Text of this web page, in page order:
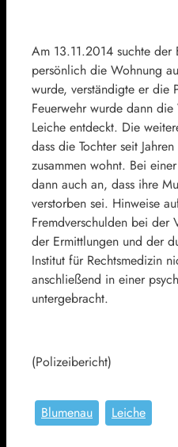
Am 13.11.2014 suchte der
persönlich die Wohnung
wurde, verständigte er
Feuerwehr wurde dann
Leiche entdeckt. Die
dass die Tochter seit
zusammen wohnt. Bei
dann auch an, dass ihre
verstorben sei. Hinweise
Fremdverschulden bei der
der Ermittlungen und der
Institut für Rechtsmedizin
anschließend in einer
untergebracht.
(Polizeibericht)
Blumenau Leiche